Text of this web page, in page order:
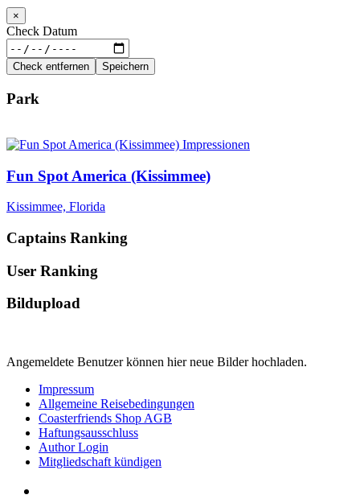
×
Check Datum
Check entfernen Speichern
Park
Fun Spot America (Kissimmee)
Kissimmee, Florida
Captains Ranking
User Ranking
Bildupload
Angemeldete Benutzer können hier neue Bilder hochladen.
Impressum
Allgemeine Reisebedingungen
Coasterfriends Shop AGB
Haftungsausschluss
Author Login
Mitgliedschaft kündigen